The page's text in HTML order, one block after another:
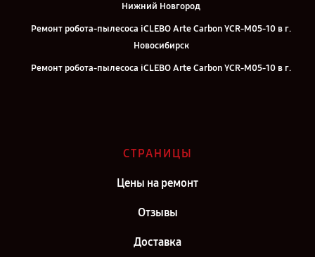
Нижний Новгород
Ремонт робота-пылесоса iCLEBO Arte Carbon YCR-M05-10 в г.
Новосибирск
Ремонт робота-пылесоса iCLEBO Arte Carbon YCR-M05-10 в г.
Ремонт робота-пылесоса iCLEBO Arte Carbon YCR-M05-10 в г.
Ремонт робота-пылесоса iCLEBO Arte Carbon YCR-M05-10 в г.
Самара
СТРАНИЦЫ
Цены на ремонт
Отзывы
Доставка